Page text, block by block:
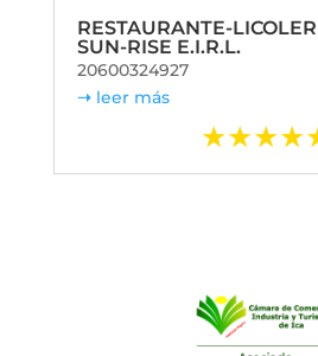
RESTAURANTE-
SUN-RISE E.I.R.L.
20600324927
leer más